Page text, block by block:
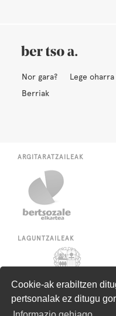
Cookie-ak erabiltzen
pertsonalak ez ditugu
Nor gara? Lege oharra
Berriak
ARGITARATZAILEAK
LAGUNTZAILEAK